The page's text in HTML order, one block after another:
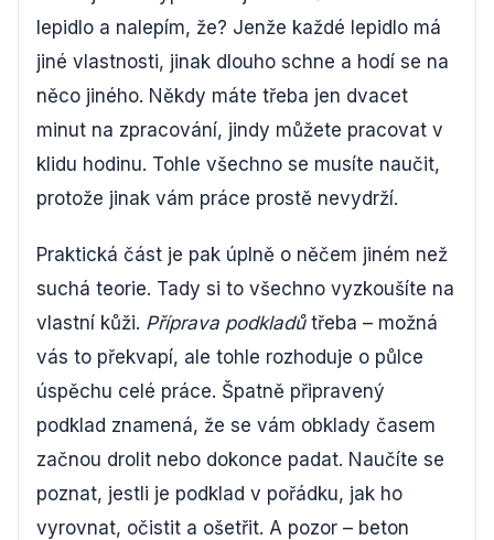
lepidlo a nalepím, že? Jenže každé lepidlo má
jiné vlastnosti, jinak dlouho schne a hodí se na
něco jiného. Někdy máte třeba jen dvacet
minut na zpracování, jindy můžete pracovat v
klidu hodinu. Tohle všechno se musíte naučit,
protože jinak vám práce prostě nevydrží.
Praktická část je pak úplně o něčem jiném než
suchá teorie. Tady si to všechno vyzkoušíte na
vlastní kůži. Příprava podkladůtřeba – možná
vás to překvapí, ale tohle rozhoduje o půlce
úspěchu celé práce. Špatně připravený
podklad znamená, že se vám obklady časem
začnou drolit nebo dokonce padat. Naučíte se
poznat, jestli je podklad v pořádku, jak ho
vyrovnat, očistit a ošetřit. A pozor – beton